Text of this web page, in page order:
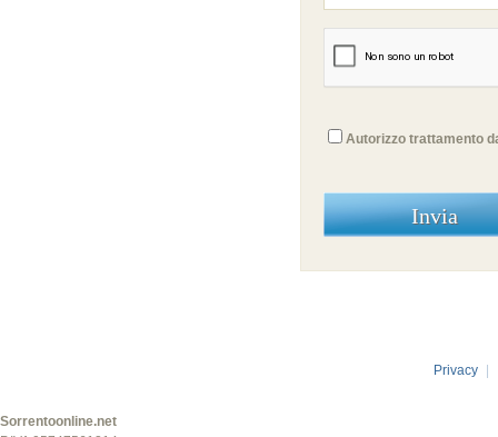
Autorizzo trattamento
Privacy
Sorrentoonline.net